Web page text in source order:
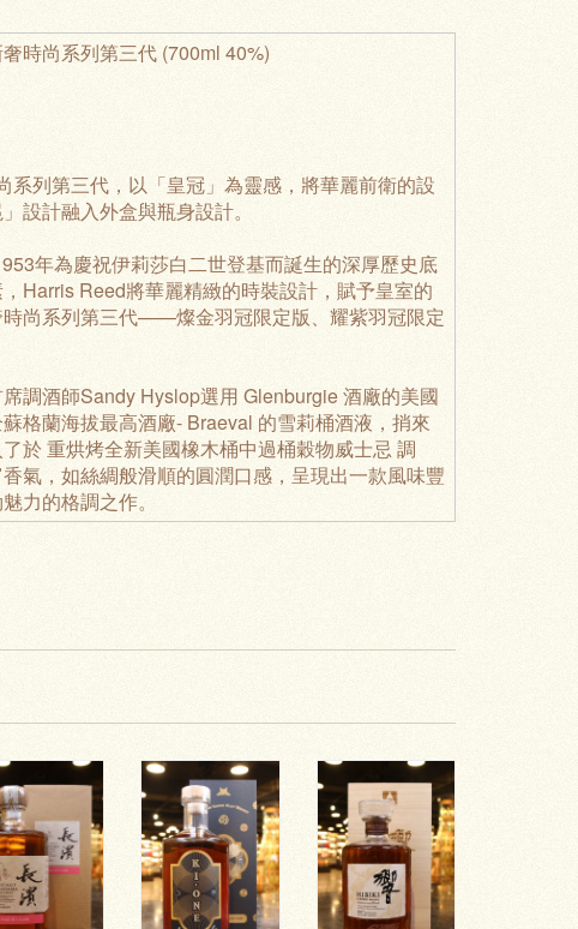
時尚系列第三代 (700ml 40%)
列第三代，以「皇冠」為靈感，將華麗前衛的設
」設計融入外盒與瓶身設計。
年為慶祝伊莉莎白二世登基而誕生的深厚歷史底
Harris Reed將華麗精緻的時裝設計，賦予皇室的
尚系列第三代——燦金羽冠限定版、耀紫羽冠限定
調酒師Sandy Hyslop選用 Glenburgie酒廠的美國
格蘭海拔最高酒廠- Braeval 的雪莉桶酒液，捎來
於 重烘烤全新美國橡木桶中過桶穀物威士忌 調
氣，如絲綢般滑順的圓潤口感，呈現出一款風味豐
力的格調之作。